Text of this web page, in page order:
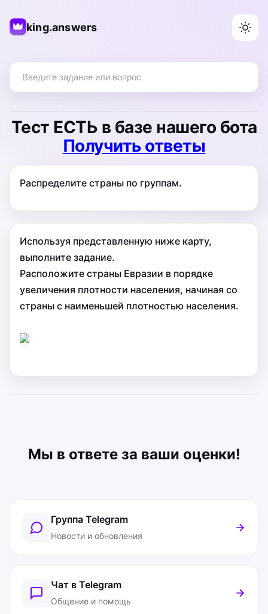
king.answers
Тест ЕСТЬ в базе нашего бота
Получить ответы
Распределите страны по группам.
Используя представленную ниже карту,
выполните задание.
Расположите страны Евразии в порядке
увеличения плотности населения, начиная со
страны с наименьшей плотностью населения.
Мы в ответе за ваши оценки!
Группа Telegram
Новости и обновления
Чат в Telegram
Общение и помощь